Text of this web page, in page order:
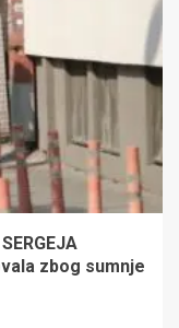
IZ
i Denver
rasplet – uskoro!
'MEČ
SRBIJE I
od 60 takmičara
manifestaciji
zbog sumnje